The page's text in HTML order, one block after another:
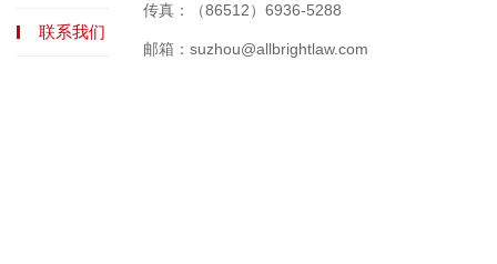
联系我们
传真：（86512）6936-5288
邮箱：suzhou@allbrightlaw.com